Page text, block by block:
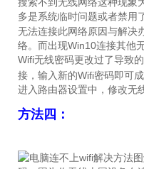
多是系统临时问题或者禁用
无法连接此网络原因与解决
络。而出现Win10连接其他
Wifi无线密码更改过了导致的
接，输入新的Wifi密码即可
进入路由器设置中，修改无
方法四：